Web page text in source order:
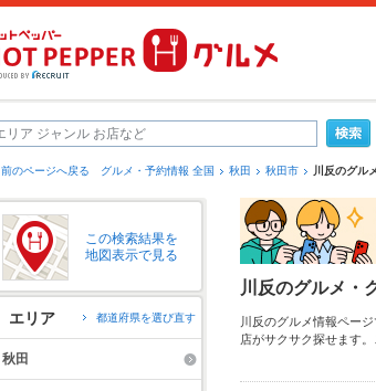
前のページへ戻る グルメ・予約情報 全国 秋田 秋田市 川反のグル
この検索結果を
地図表示で見る
エリア 都道府県を選び直す
秋田
川反のグルメ・
川反のグルメ情報ペー
店がサクサク探せます